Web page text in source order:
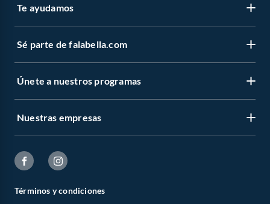
Te ayudamos
Sé parte de falabella.com
Únete a nuestros programas
Nuestras empresas
Términos y condiciones